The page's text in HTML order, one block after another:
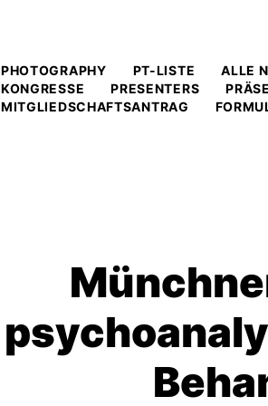
PHOTOGRAPHY PT-LISTE ALLE
KONGRESSE
PRESENTERS
MITGLIEDSCHAFTSANTRAG